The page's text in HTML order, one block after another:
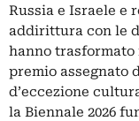
Russia e Israele e
addirittura con le
hanno
premio assegnato
d’eccezione
la Biennale 2026